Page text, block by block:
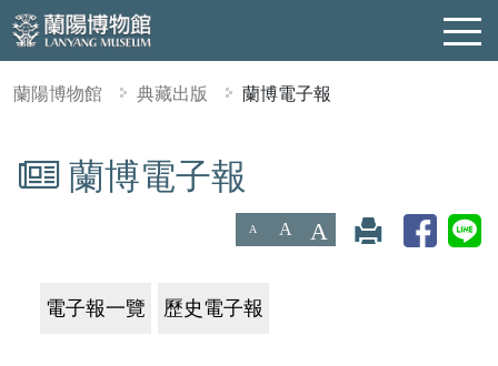
蘭陽博物館 典藏出版 蘭博電子報
蘭博電子報
A A A
電子報一覽 歷史電子報